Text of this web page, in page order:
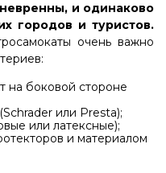
и одинаково
городов и туристов.
очень важно
на боковой стороне
или Presta);
или латексные);
и материалом